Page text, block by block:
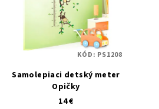
Samolepiaci detský meter
Opičky
14 €
KÓD: PS1208